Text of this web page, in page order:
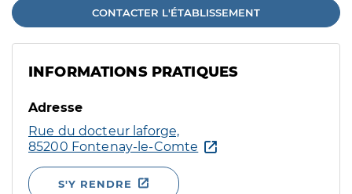
CONTACTER L'ÉTABLISSEMENT
INFORMATIONS PRATIQUES
Adresse
Rue du docteur laforge,
85200 Fontenay-le-Comte
S'Y RENDRE